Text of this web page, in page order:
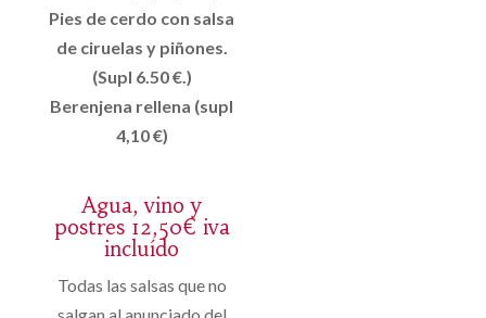
Pies de cerdo con salsa
de ciruelas y piñones.
(Supl 6.50 €.)
Berenjena rellena (supl
4,10 €)
Agua, vino y
postres 12,50€ iva
incluído
Todas las salsas que no